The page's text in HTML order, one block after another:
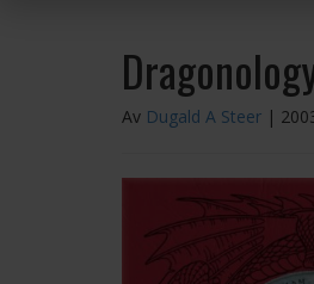
Av Dugald A Steer |